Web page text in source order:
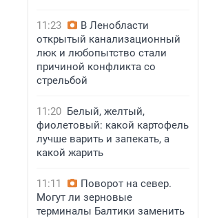
11:23
В Ленобласти
открытый канализационный
люк и любопытство стали
причиной конфликта со
стрельбой
11:20 Белый, желтый,
фиолетовый: какой картофель
лучше варить и запекать, а
какой жарить
11:11
Поворот на север.
Могут ли зерновые
терминалы Балтики заменить